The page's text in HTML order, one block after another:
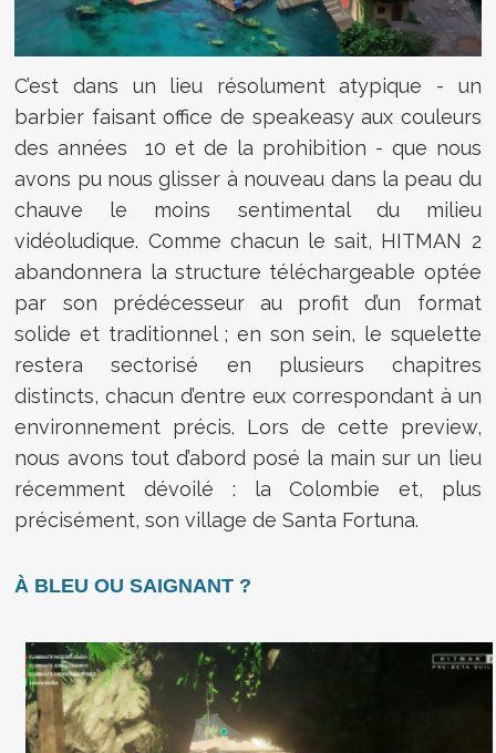
C’est dans un lieu résolument atypique - un
barbier faisant office de speakeasy aux couleurs
des années 10 et de la prohibition - que nous
avons pu nous glisser à nouveau dans la peau du
chauve le moins sentimental du milieu
vidéoludique. Comme chacun le sait, HITMAN 2
abandonnera la structure téléchargeable optée
par son prédécesseur au profit d’un format
solide et traditionnel ; en son sein, le squelette
restera sectorisé en plusieurs chapitres
distincts, chacun d’entre eux correspondant à un
environnement précis. Lors de cette preview,
nous avons tout d’abord posé la main sur un lieu
récemment dévoilé : la Colombie et, plus
précisément, son village de Santa Fortuna.
À BLEU OU SAIGNANT ?